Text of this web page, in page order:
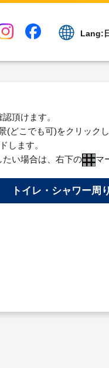
Lang:
頂けます。
どこでも可)をクリック
します。
い場合は、右下の
マ
トイレ・シャワー周り